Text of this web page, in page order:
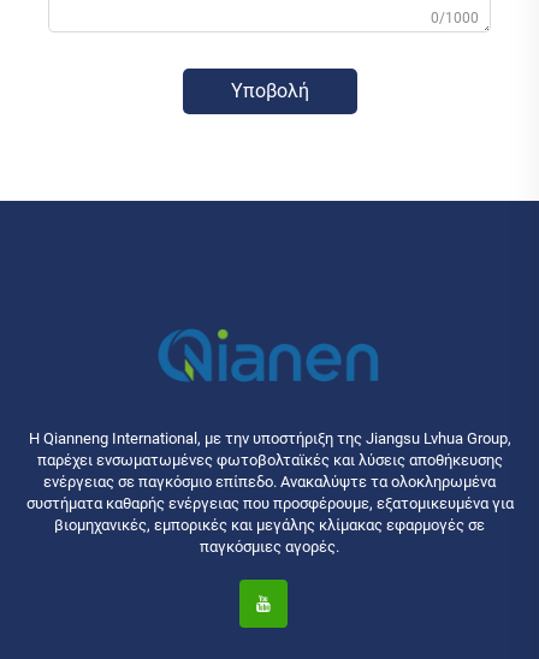
0/1000
Υποβολή
Η Qianneng International, με την υποστήριξη της Jiangsu Lvhua Group,
παρέχει ενσωματωμένες φωτοβολταϊκές και λύσεις αποθήκευσης
ενέργειας σε παγκόσμιο επίπεδο. Ανακαλύψτε τα ολοκληρωμένα
συστήματα καθαρής ενέργειας που προσφέρουμε, εξατομικευμένα για
βιομηχανικές, εμπορικές και μεγάλης κλίμακας εφαρμογές σε
παγκόσμιες αγορές.